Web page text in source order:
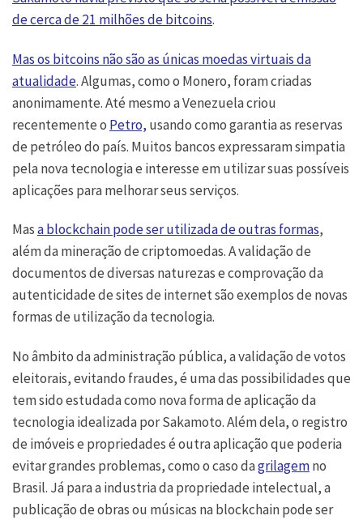
de cerca de 21 milhões de bitcoins.
Mas os bitcoins não são as únicas moedas virtuais da
atualidade. Algumas, como o Monero, foram criadas
anonimamente. Até mesmo a Venezuela criou
recentemente o Petro,usando como garantia as reservas
de petróleo do país. Muitos bancos expressaram simpatia
pela nova tecnologia e interesse em utilizar suas possíveis
aplicações para melhorar seus serviços.
Masa blockchain pode ser utilizada de outras formas,
além da mineração de criptomoedas. A validação de
documentos de diversas naturezas e comprovação da
autenticidade de sites de internet são exemplos de novas
formas de utilização da tecnologia.
No âmbito da administração pública, a validação de votos
eleitorais, evitando fraudes, é uma das possibilidades que
tem sido estudada como nova forma de aplicação da
tecnologia idealizada por Sakamoto. Além dela, o registro
de imóveis e propriedades é outra aplicação que poderia
evitar grandes problemas, como o caso dagrilagemno
Brasil. Já para a industria da propriedade intelectual, a
publicação de obras ou músicas na blockchain pode ser